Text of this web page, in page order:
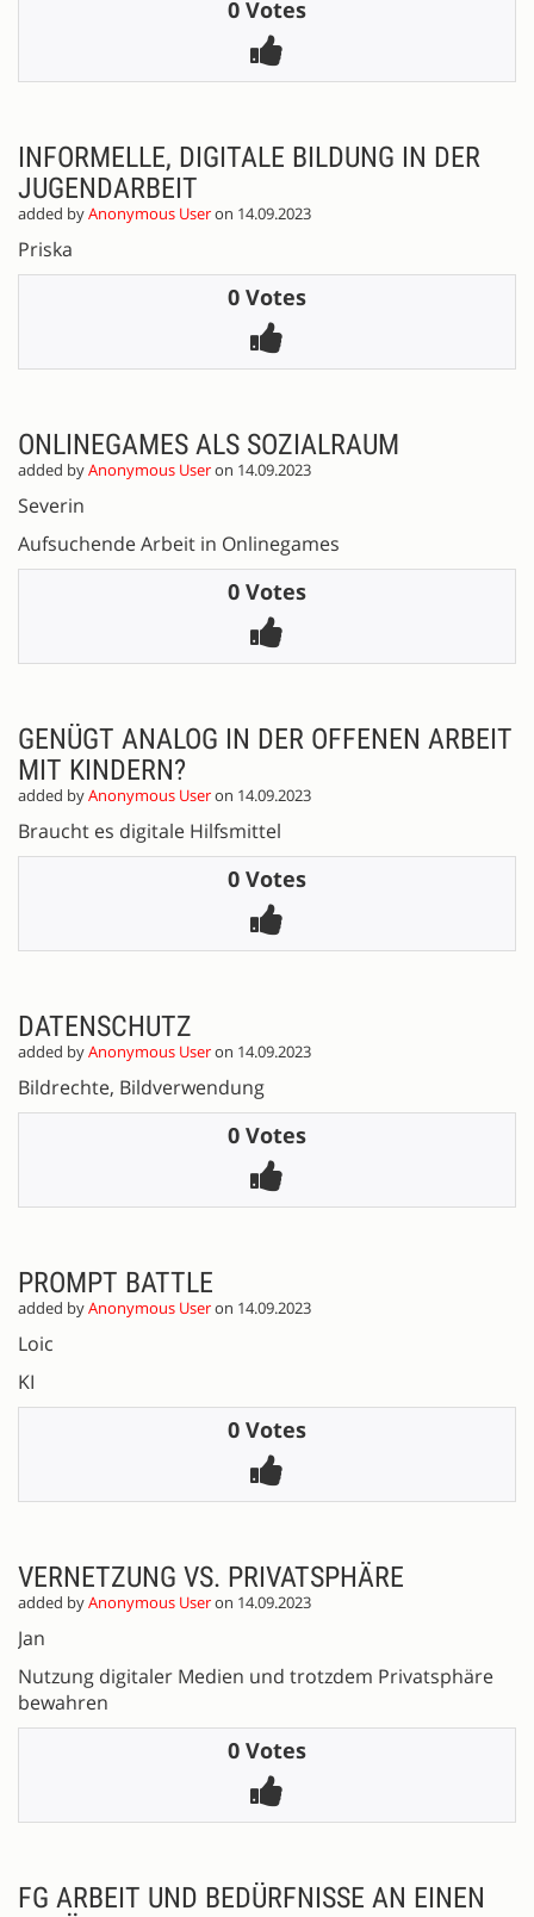
0 Votes
INFORMELLE, DIGITALE BILDUNG IN DER
JUGENDARBEIT
added byAnonymous Useron 14.09.2023
Priska
0 Votes
ONLINEGAMES ALS SOZIALRAUM
added byAnonymous Useron 14.09.2023
Severin
Aufsuchende Arbeit in Onlinegames
0 Votes
GENÜGT ANALOG IN DER OFFENEN ARBEIT
MIT KINDERN?
added byAnonymous Useron 14.09.2023
Braucht es digitale Hilfsmittel
0 Votes
DATENSCHUTZ
added byAnonymous Useron 14.09.2023
Bildrechte, Bildverwendung
0 Votes
PROMPT BATTLE
added byAnonymous Useron 14.09.2023
Loic
KI
0 Votes
VERNETZUNG VS. PRIVATSPHÄRE
added byAnonymous Useron 14.09.2023
Jan
Nutzung digitaler Medien und trotzdem Privatsphäre
bewahren
0 Votes
FG ARBEIT UND BEDÜRFNISSE AN EINEN